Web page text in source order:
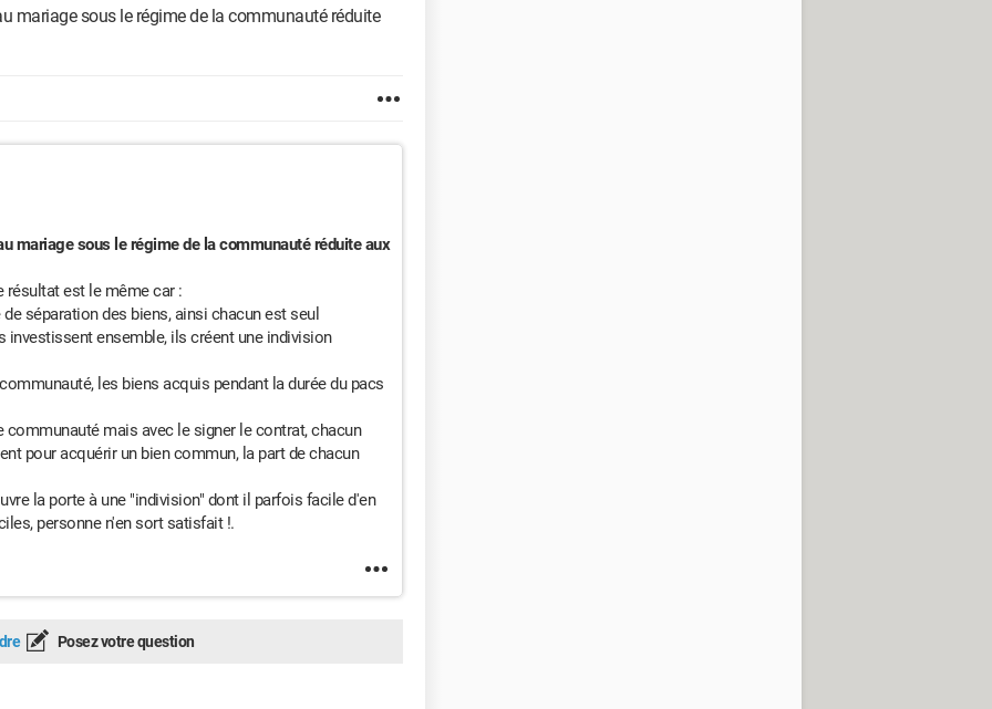
mariage sous le régime de la communauté réduite
mariage sous le régime de la communauté réduite aux
résultat est le même car :
séparation des biens, ainsi chacun est seul
ensemble, ils créent une indivision
les biens acquis pendant la durée du pacs
mais avec le signer le contrat, chacun
pour acquérir un bien commun, la part de chacun
la porte à une "indivision" dont il parfois facile d'en
personne n'en sort satisfait !.
Posez votre question